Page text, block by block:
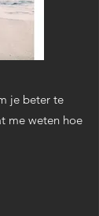
je beter te
me weten hoe